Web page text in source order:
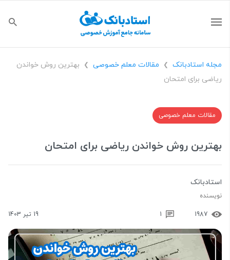
مجله استادبانک ❯ مقالات معلم خصوصی ❯
بهترین روش خواندن
ریاضی برای امتحان
مقالات معلم خصوصی
بهترین روش خواندن ریاضی برای امتحان
استادبانک
نویسنده
1987
1 19 تیر 1403